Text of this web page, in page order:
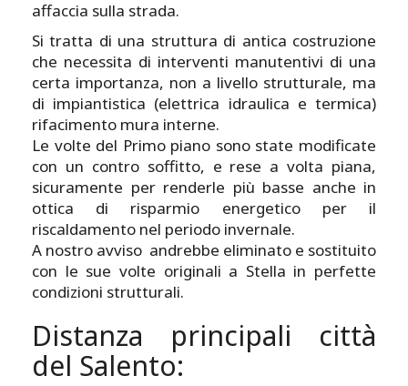
affaccia sulla strada.
Si tratta di una struttura di antica costruzione
che necessita di interventi manutentivi di una
certa importanza, non a livello strutturale, ma
di impiantistica (elettrica idraulica e termica)
rifacimento mura interne.
Le volte del Primo piano sono state modificate
con un contro soffitto, e rese a volta piana,
sicuramente per renderle più basse anche in
ottica di risparmio energetico per il
riscaldamento nel periodo invernale.
A nostro avviso andrebbe eliminato e sostituito
con le sue volte originali a Stella in perfette
condizioni strutturali.
Distanza principali città
del Salento: